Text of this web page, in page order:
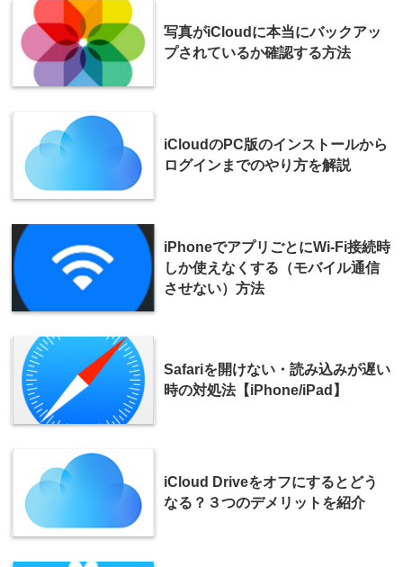
写真がiCloudに本当にバックアッ
プされているか確認する方法
iCloudのPC版のインストールから
ログインまでのやり方を解説
iPhoneでアプリごとにWi-Fi接続時
しか使えなくする（モバイル通信
させない）方法
Safariを開けない・読み込みが遅い
時の対処法【iPhone/iPad】
iCloud Driveをオフにするとどう
なる？３つのデメリットを紹介